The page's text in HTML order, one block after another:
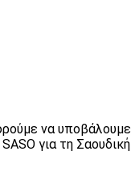
να υποβάλουμε
για τη Σαουδική